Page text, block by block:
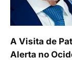
A Visita de
Alerta no